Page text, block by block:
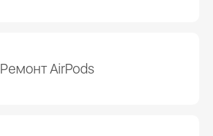
Ремонт AirPods